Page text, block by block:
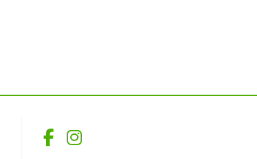
Facebook
Instagram